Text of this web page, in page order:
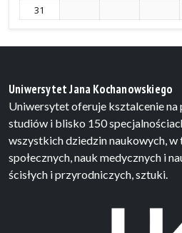
31
Uniwersytet Jana Kochanowskiego
Uniwersytet oferuje ksztalcenie na
studiów i blisko 150
wszystkich dziedzin naukowych, w
społecznych, nauk medycznych i
ścisłych i przyrodniczych, sztuki.